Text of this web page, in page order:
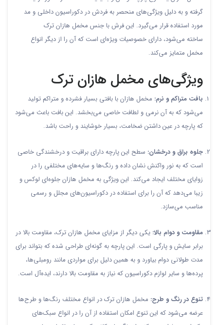
گرفته و به دلیل ویژگی‌های منحصر به فردش در دکوراسیون داخلی و مد
مورد استفاده قرار می‌گیرد. این فرش با جنس مخمل هازان ترک
ساخته می‌شود، دارای خصوصیات ویژه‌ای است که آن را از دیگر انواع
مخمل متمایز می‌کند.
ویژگی‌های مخمل هازان ترک
بافت متراکم و نرم: مخمل هازان با بافتی بسیار فشرده و متراکم تولید
می‌شود که به آن نرمی و لطافت خاصی می‌بخشد. این بافت باعث می‌شود
که پارچه در عین داشتن ضخامت، بسیار خوشایند و راحت باشد.
جلوه براق و درخشان: سطح این پارچه دارای براقیت و درخشندگی خاصی
است که به نور واکنش نشان داده و رنگ‌ها و سایه‌های مختلفی را در
زوایای مختلف ایجاد می‌کند. این ویژگی به مخمل هازان جلوه‌ای لوکس و
زیبا می‌دهد که آن را برای استفاده در دکوراسیون‌های مجلل و رسمی
مناسب می‌سازد.
مقاومت و دوام بالا: یکی دیگر از مزایای مخمل هازان ترک، مقاومت بالا در
برابر سایش و پارگی است. این پارچه به گونه‌ای طراحی شده که بتواند برای
مدت طولانی دوام بیاورد و به همین دلیل برای مواردی مانند رومبلی‌ها،
پرده‌ها و سایر لوازم دکوراسیون که نیاز به مقاومت بالا دارند، ایده‌آل است.
تنوع در رنگ و طرح: مخمل هازان ترک در انواع مختلف رنگ‌ها و طرح‌ها
عرضه می‌شود که این تنوع امکان استفاده از آن را در انواع سبک‌های